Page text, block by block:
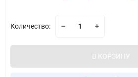
Количество:
В КОРЗИНУ